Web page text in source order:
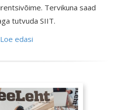
Tervikuna saad
tutvuda SIIT.
Loe edasi